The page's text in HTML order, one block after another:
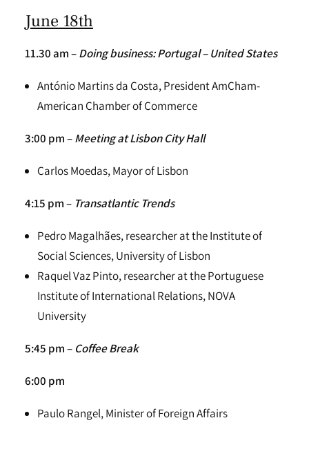
June 18th
11.30 am –Doing business: Portugal – United States
António Martins da Costa, President AmCham-
American Chamber of Commerce
3:00 pm –Meeting at Lisbon City Hall
Carlos Moedas, Mayor of Lisbon
4:15 pm – Transatlantic Trends
Pedro Magalhães, researcher at the Institute of
Social Sciences, University of Lisbon
Raquel Vaz Pinto, researcher at the Portuguese
Institute of International Relations, NOVA
University
5:45 pm – Coffee Break
6:00 pm
Paulo Rangel, Minister of Foreign Affairs